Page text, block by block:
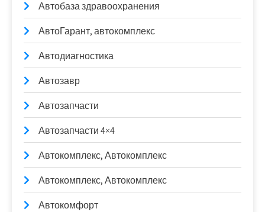
Автобаза здравоохранения
АвтоГарант, автокомплекс
Автодиагностика
Автозавр
Автозапчасти
Автозапчасти 4×4
Автокомплекс, Автокомплекс
Автокомплекс, Автокомплекс
Автокомфорт